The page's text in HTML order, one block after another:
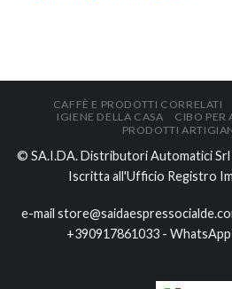
CAFFÈ E PRODOTTI CORRELATI
IGIENE DELLA CASA
CIBO PER
PRODOTTI
© SA.I.DA. Distributori Automatici Srl
Iscritta all'Ufficio Registro
e-mail
+390917861033 -